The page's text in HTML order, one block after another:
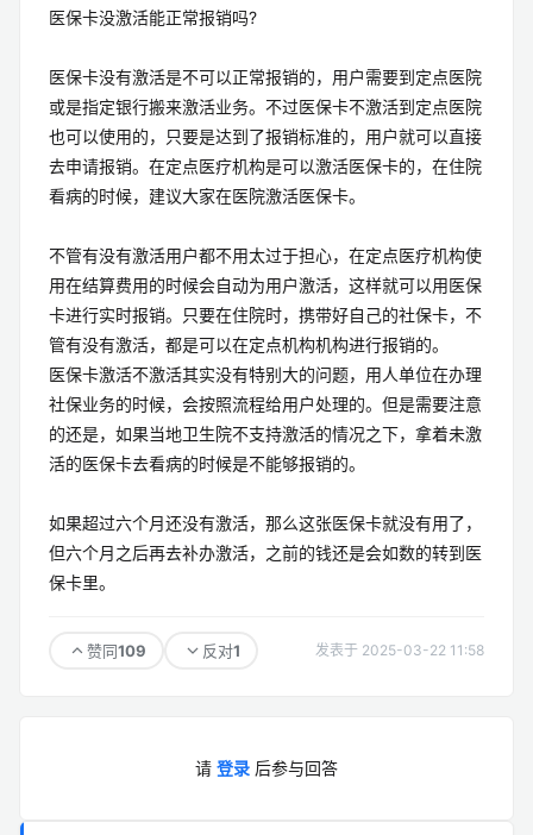
医保卡没激活能正常报销吗?
医保卡没有激活是不可以正常报销的，用户需要到定点医院
或是指定银行搬来激活业务。不过医保卡不激活到定点医院
也可以使用的，只要是达到了报销标准的，用户就可以直接
去申请报销。在定点医疗机构是可以激活医保卡的，在住院
看病的时候，建议大家在医院激活医保卡。
不管有没有激活用户都不用太过于担心，在定点医疗机构使
用在结算费用的时候会自动为用户激活，这样就可以用医保
卡进行实时报销。只要在住院时，携带好自己的社保卡，不
管有没有激活，都是可以在定点机构机构进行报销的。
医保卡激活不激活其实没有特别大的问题，用人单位在办理
社保业务的时候，会按照流程给用户处理的。但是需要注意
的还是，如果当地卫生院不支持激活的情况之下，拿着未激
活的医保卡去看病的时候是不能够报销的。
如果超过六个月还没有激活，那么这张医保卡就没有用了，
但六个月之后再去补办激活，之前的钱还是会如数的转到医
保卡里。
赞同109 反对1 发表于 2025-03-22 11:58
请 登录 后参与回答